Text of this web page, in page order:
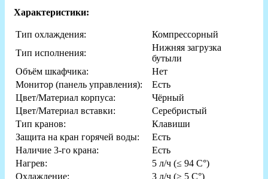
Характеристики:
Тип охлаждения:
Компрессорный
Тип исполнения:
Нижняя загрузка
бутыли
Объём шкафчика:
Нет
Монитор (панель управления):
Есть
Цвет/Материал корпуса:
Чёрный
Цвет/Материал вставки:
Серебристый
Тип кранов:
Клавиши
Защита на кран горячей воды:
Есть
Наличие 3-го крана:
Есть
Нагрев:
5 л/ч (≤ 94 C°)
Охлаждение:
3 л/ч (≥ 5 C°)